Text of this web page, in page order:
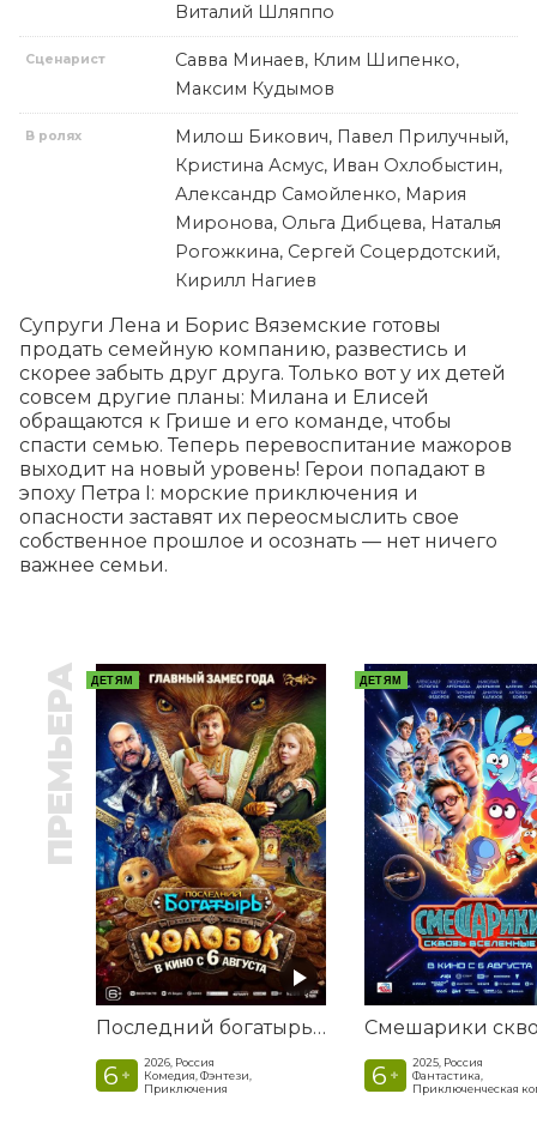
Виталий Шляппо
Сценарист
Савва Минаев, Клим Шипенко,
Максим Кудымов
В ролях
Милош Бикович, Павел Прилучный,
Кристина Асмус, Иван Охлобыстин,
Александр Самойленко, Мария
Миронова, Ольга Дибцева, Наталья
Рогожкина, Сергей Соцердотский,
Кирилл Нагиев
Супруги Лена и Борис Вяземские готовы
продать семейную компанию, развестись и
скорее забыть друг друга. Только вот у их детей
совсем другие планы: Милана и Елисей
обращаются к Грише и его команде, чтобы
спасти семью. Теперь перевоспитание мажоров
выходит на новый уровень! Герои попадают в
эпоху Петра I: морские приключения и
опасности заставят их переосмыслить свое
собственное прошлое и осознать — нет ничего
важнее семьи.
ПРЕМЬЕРА ДЕТЯМ
Последний богатырь. Колобок
6 +
2026, Россия
Комедия, Фэнтези,
Приключения
ДЕТЯМ
6 +
2025, Россия
Фантастика,
Приключенческая